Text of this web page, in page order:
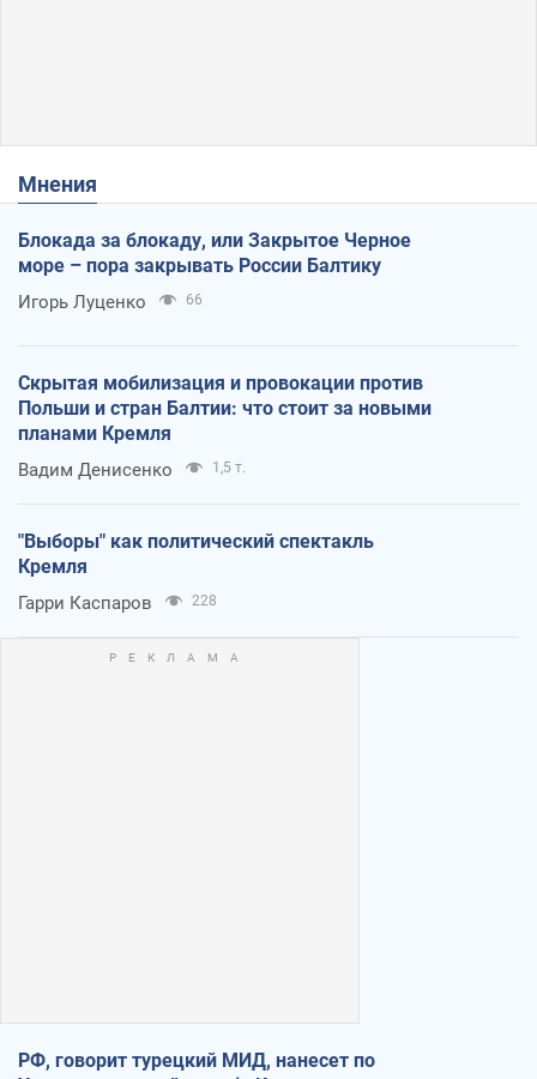
Мнения
Блокада за блокаду, или Закрытое Черное
море – пора закрывать России Балтику
Игорь Луценко 66
Скрытая мобилизация и провокации против
Польши и стран Балтии: что стоит за новыми
планами Кремля
Вадим Денисенко 1,5 т.
"Выборы" как политический спектакль
Кремля
Гарри Каспаров 228
РФ, говорит турецкий МИД, нанесет по